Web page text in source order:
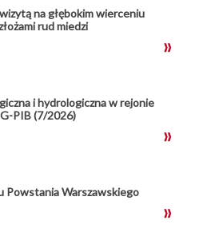
na głębokim wierceniu
rud miedzi
i hydrologiczna w rejonie
PIB (7/2026)
Powstania Warszawskiego